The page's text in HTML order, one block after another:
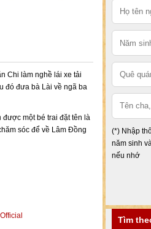
Chi làm nghề lái xe tải
đó đưa bà Lài về ngã ba
được một bé trai đặt tên là
sóc để về Lâm Đồng
(*) Nhập
năm sinh
nếu nhớ
Tìm